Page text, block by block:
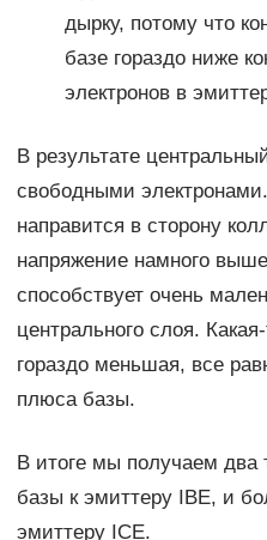
дырку, потому что
базе гораздо ниже
электронов в
В результате
свободными
направится в сторону
напряжение намного
способствует очень
центрального слоя.
гораздо меньшая, все
плюса базы.
В итоге мы получаем
базы к эмиттеру IBE, и
эмиттеру ICE.